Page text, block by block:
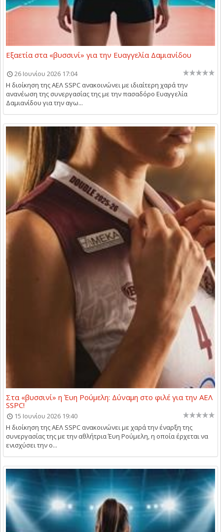
Εξαετία στα «βυσσινί» για την Ευαγγελία Δαμιανίδου
26 Ιουνίου 2026 17:04
Η διοίκηση της ΑΕΛ SSPC ανακοινώνει με ιδιαίτερη χαρά την
ανανέωση της συνεργασίας της με την πασαδόρο Ευαγγελία
Δαμιανίδου για την αγω...
Στα «βυσσινί» η Έυη Ρούμελη: Δύναμη στο φιλέ για την ΑΕΛ
SSPC!
15 Ιουνίου 2026 19:40
Η διοίκηση της ΑΕΛ SSPC ανακοινώνει με χαρά την έναρξη της
συνεργασίας της με την αθλήτρια Έυη Ρούμελη, η οποία έρχεται να
ενισχύσει την ο...